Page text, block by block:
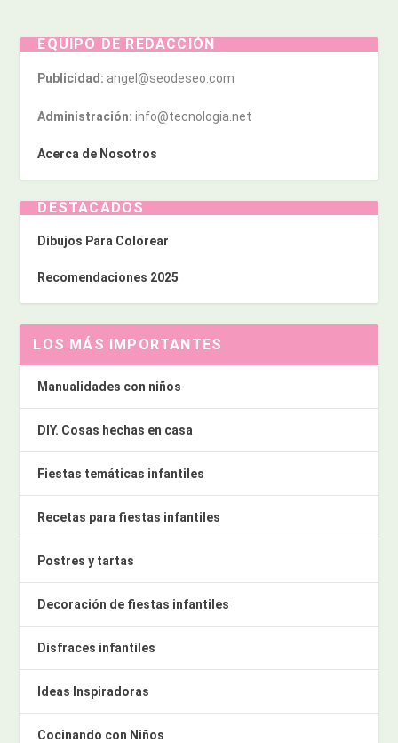
EQUIPO DE REDACCIÓN
Publicidad: angel@seodeseo.com
Administración: info@tecnologia.net
Acerca de Nosotros
DESTACADOS
Dibujos Para Colorear
Recomendaciones 2025
LOS MÁS IMPORTANTES
Manualidades con niños
DIY. Cosas hechas en casa
Fiestas temáticas infantiles
Recetas para fiestas infantiles
Postres y tartas
Decoración de fiestas infantiles
Disfraces infantiles
Ideas Inspiradoras
Cocinando con Niños